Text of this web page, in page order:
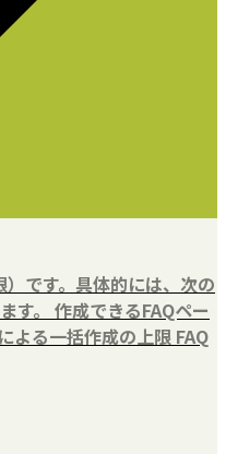
です。具体的には、次の
す。 作成できるFAQペー
よる一括作成の上限 FAQ